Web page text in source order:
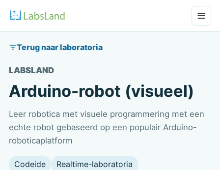
Terug naar laboratoria
LABSLAND
Arduino-robot (visueel)
Leer robotica met visuele programmering met een
echte robot gebaseerd op een populair Arduino-
roboticaplatform
Codeide
Realtime-laboratoria